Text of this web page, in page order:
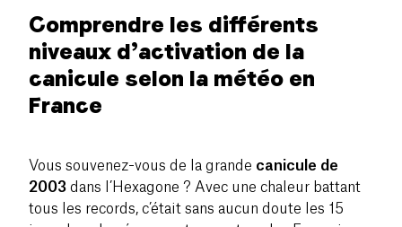
Comprendre les différents
niveaux d’activation de la
canicule selon la météo en
France
Vous souvenez-vous de la grande canicule de
2003 dans l’Hexagone ? Avec une chaleur battant
tous les records, c’était sans aucun doute les 15